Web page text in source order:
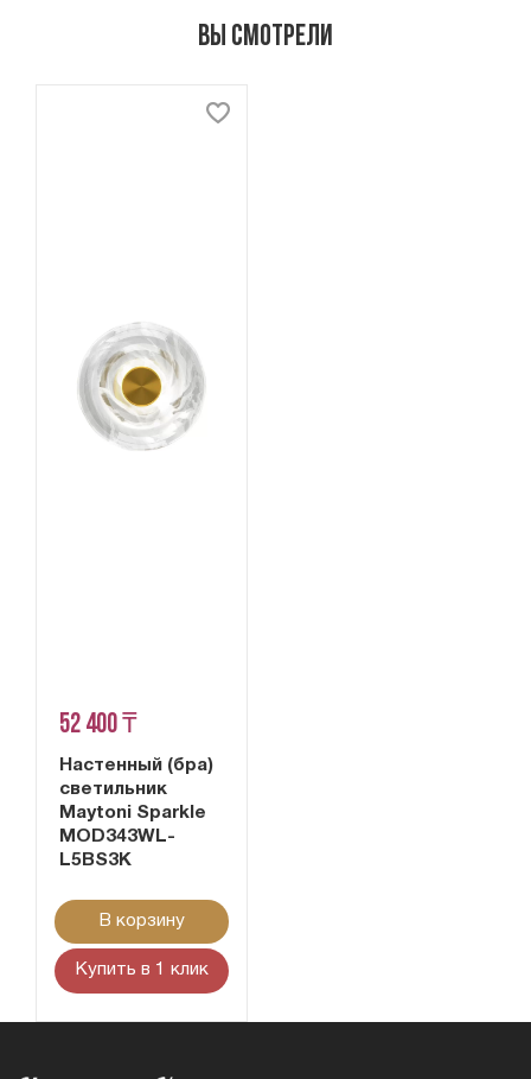
Вы смотрели
52 400 ₸
Настенный (бра)
светильник
Maytoni Sparkle
MOD343WL-
L5BS3K
В корзину
Купить в 1 клик